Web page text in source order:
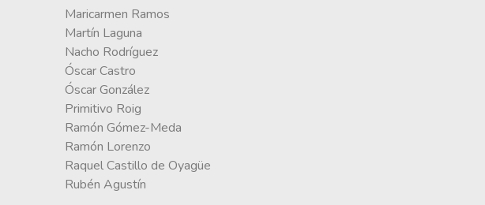
Maricarmen Ramos
Martín Laguna
Nacho Rodríguez
Óscar Castro
Óscar González
Primitivo Roig
Ramón Gómez-Meda
Ramón Lorenzo
Raquel Castillo de Oyagüe
Rubén Agustín